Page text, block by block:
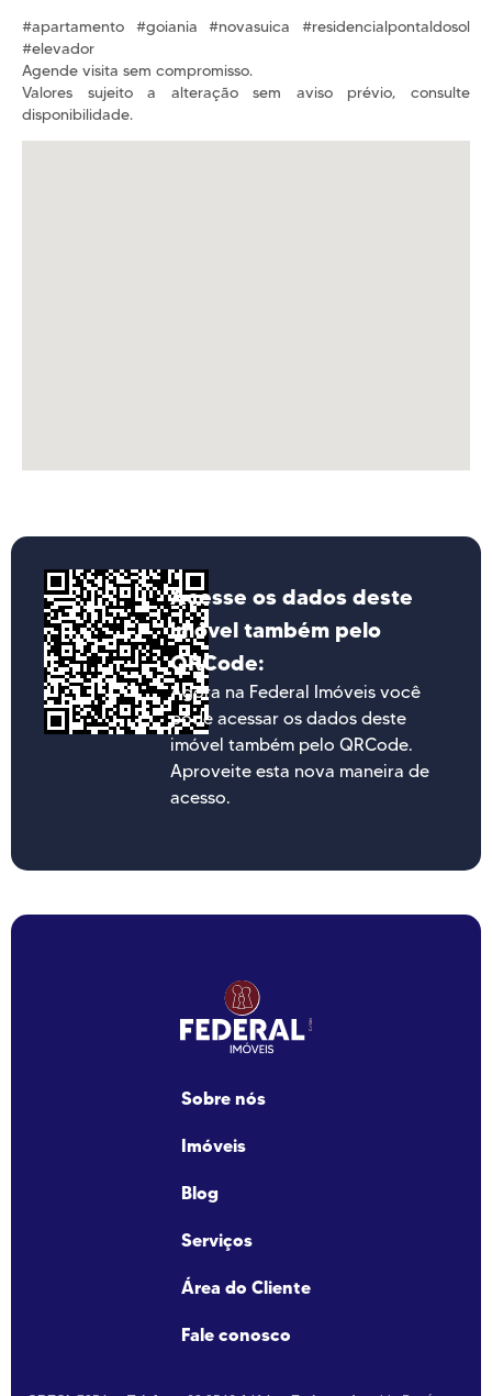
#apartamento #goiania #novasuica #residencialpontaldosol
#elevador
Agende visita sem compromisso.
Valores sujeito a alteração sem aviso prévio, consulte
disponibilidade.
Acesse os dados deste
imóvel também pelo
QRCode:
Agora na Federal Imóveis você
pode acessar os dados deste
imóvel também pelo QRCode.
Aproveite esta nova maneira de
acesso.
Sobre nós
Imóveis
Blog
Serviços
Área do Cliente
Fale conosco